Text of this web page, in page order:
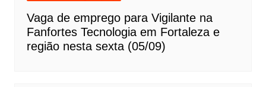
Vaga de emprego para Vigilante na
Fanfortes Tecnologia em Fortaleza e
região nesta sexta (05/09)